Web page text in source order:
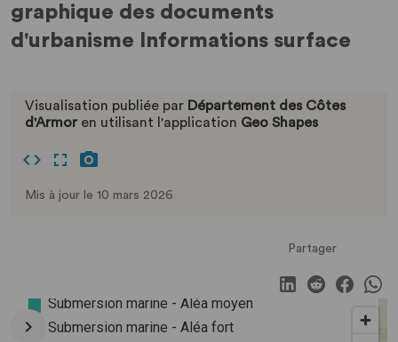
graphique des documents
d'urbanisme Informations surface
Visualisation publiée par Département des Côtes
d'Armor en utilisant l'application Geo Shapes
Mis à jour le 10 mars 2026
Partager